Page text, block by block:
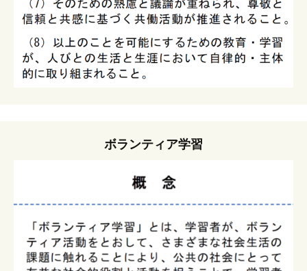
ボランティア学習